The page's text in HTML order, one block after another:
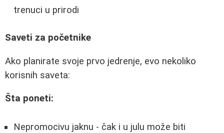
trenuci u prirodi
Saveti za početnike
Ako planirate svoje prvo jedrenje, evo nekoliko
korisnih saveta:
Šta poneti:
Nepromocivu jaknu - čak i u julu može biti